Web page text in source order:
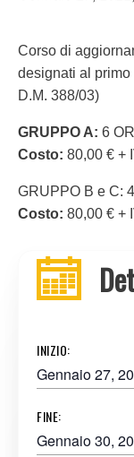
Corso di
designati al
D.M. 388/03)
GRUPPO A: 6
Costo: 80,00 € +
GRUPPO B e C:
Costo: 80,00 € +
INIZIO:
Gennaio 27,
FINE:
Gennaio 30,